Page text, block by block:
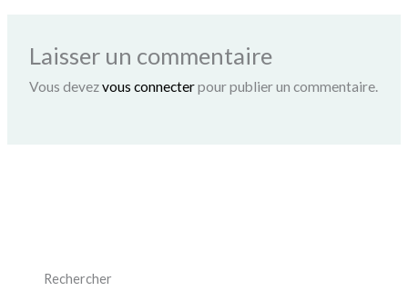
Laisser un commentaire
Vous devezvous connecterpour publier un commentaire.
Rechercher